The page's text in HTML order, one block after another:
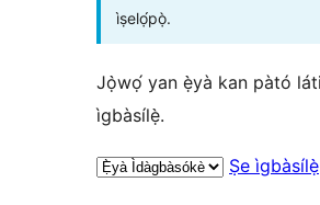
ìṣelọ́pọ̀.
Jọ̀wọ́ yan ẹ̀yà kan pàtó
ìgbàsílẹ̀.
Ṣe ìgbàsílẹ̀